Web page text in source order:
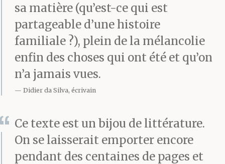
sa matière (qu’est-ce qui est
partageable d’une histoire
familiale ?), plein de la mélancolie
enfin des choses qui ont été et qu’on
n’a jamais vues.
Didier da Silva, écrivain
Ce texte est un bijou de littérature.
On se laisserait emporter encore
pendant des centaines de pages et